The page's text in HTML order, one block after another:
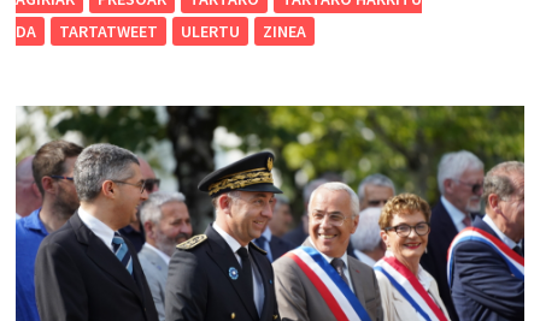
DA
TARTATWEET ULERTU ZINEA